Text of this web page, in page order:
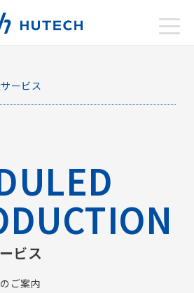
toggle
ービス
ビス
ご案内